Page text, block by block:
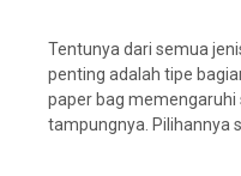
Tentunya dari semua
penting adalah tipe
paper bag
tampungnya. Pilihannya